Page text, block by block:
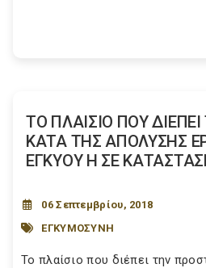
ΤΟ ΠΛΑΙΣΙΟ ΠΟΥ
ΚΑΤΑ ΤΗΣ ΑΠΟΛΥΣΗΣ
ΕΓΚΥΟΥ Η ΣΕ
06 Σεπτεμβρίου, 2018
ΕΓΚΥΜΟΣΥΝΗ
Το πλαίσιο που διέπει την